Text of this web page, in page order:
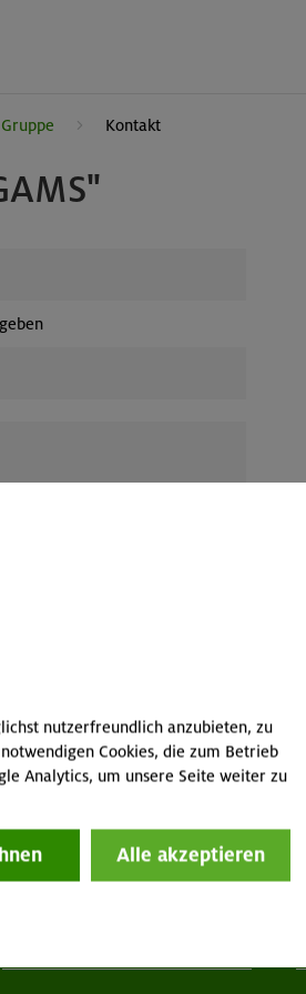
Kontakt
nutzerfreundlich anzubieten, zu
Cookies, die zum Betrieb
Analytics, um unsere Seite weiter zu
Alle akzeptieren